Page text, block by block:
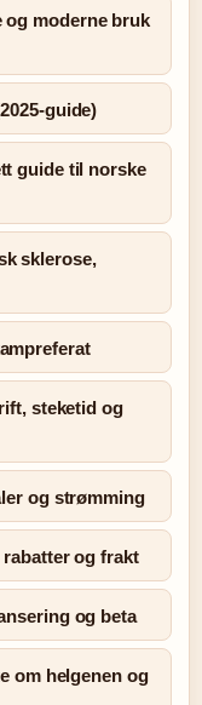
og moderne bruk
guide)
guide til norske
sklerose,
steketid og
og strømming
og frakt
og beta
om helgenen og